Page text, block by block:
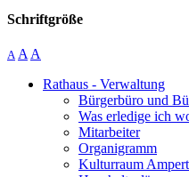
Schriftgröße
A A A
Rathaus - Verwaltung
Bürgerbüro und
Was erledige ich
Mitarbeiter
Organigramm
Kulturraum